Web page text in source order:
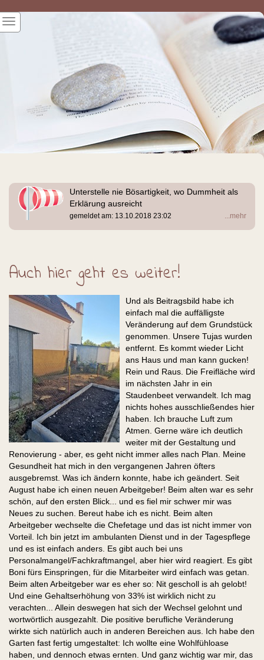
Unterstelle nie Bösartigkeit, wo Dummheit als
Erklärung ausreicht
...mehr
gemeldet am: 13.10.2018 23:02
Auch hier geht es weiter!
Und als Beitragsbild habe ich
einfach mal die auffälligste
Veränderung auf dem Grundstück
genommen. Unsere Tujas wurden
entfernt. Es kommt wieder Licht
ans Haus und man kann gucken!
Rein und Raus. Die Freifläche wird
im nächsten Jahr in ein
Staudenbeet verwandelt. Ich mag
nichts hohes ausschließendes hier
haben. Ich brauche Luft zum
Atmen. Gerne wäre ich deutlich
weiter mit der Gestaltung und
Renovierung - aber, es geht nicht immer alles nach Plan. Meine
Gesundheit hat mich in den vergangenen Jahren öfters
ausgebremst. Was ich ändern konnte, habe ich geändert. Seit
August habe ich einen neuen Arbeitgeber! Beim alten war es sehr
schön, auf den ersten Blick... und es fiel mir schwer mir was
Neues zu suchen. Bereut habe ich es nicht. Beim alten
Arbeitgeber wechselte die Chefetage und das ist nicht immer von
Vorteil. Ich bin jetzt im ambulanten Dienst und in der Tagespflege
und es ist einfach anders. Es gibt auch bei uns
Personalmangel/Fachkraftmangel, aber hier wird reagiert. Es gibt
Boni fürs Einspringen, für die Mitarbeiter wird einfach was getan.
Beim alten Arbeitgeber war es eher so: Nit gescholl is ah gelobt!
Und eine Gehaltserhöhung von 33% ist wirklich nicht zu
verachten... Allein deswegen hat sich der Wechsel gelohnt und
wortwörtlich ausgezahlt. Die positive berufliche Veränderung
wirkte sich natürlich auch in anderen Bereichen aus. Ich habe den
Garten fast fertig umgestaltet: Ich wollte eine Wohlfühloase
haben, und dennoch etwas ernten. Und ganz wichtig war mir, das